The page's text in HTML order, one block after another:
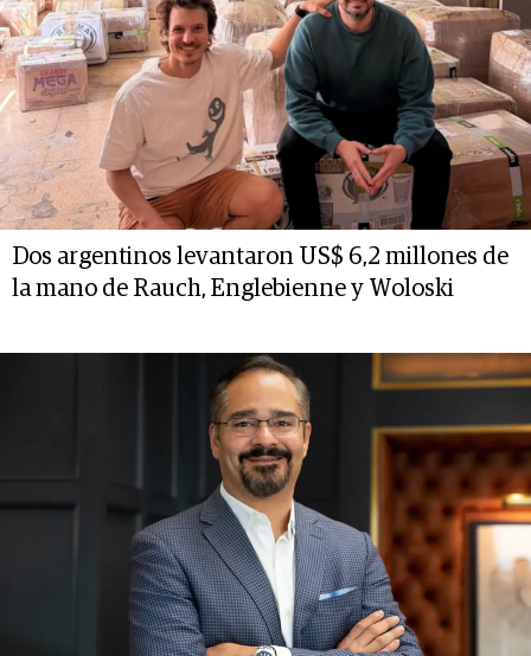
Dos argentinos levantaron US$ 6,2 millones de
la mano de Rauch, Englebienne y Woloski